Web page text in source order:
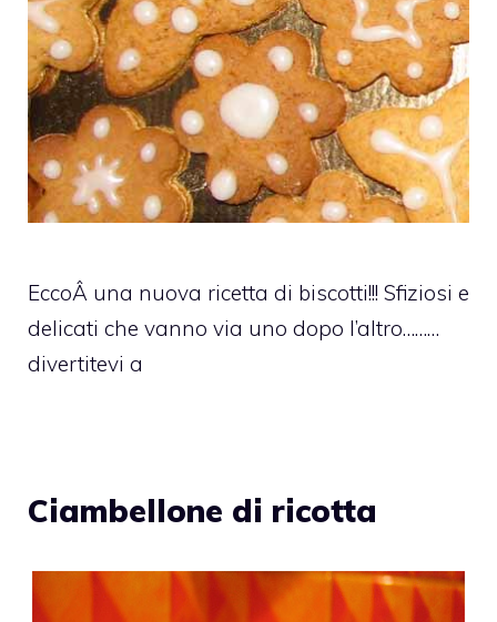
EccoÂ una nuova ricetta di biscotti!!! Sfiziosi e
delicati che vanno via uno dopo l’altro………
divertitevi a
Ciambellone di ricotta